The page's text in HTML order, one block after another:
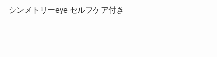
シンメトリーeye セルフケア付き